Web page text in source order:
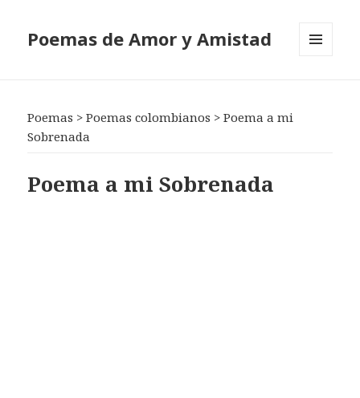
Poemas de Amor y Amistad
Poemas >Poemas colombianos >Poema a mi
Sobrenada
Poema a mi Sobrenada